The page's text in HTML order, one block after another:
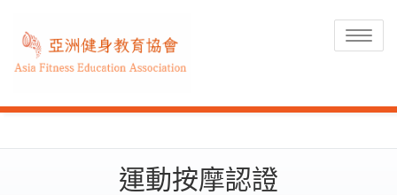
Toggle
運動按摩認證